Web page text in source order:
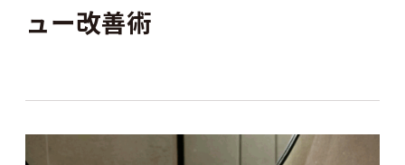
ュー改善術